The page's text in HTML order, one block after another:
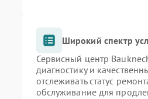
Широкий спектр
Сервисный центр
диагностику и
отслеживать статус
обслуживание для